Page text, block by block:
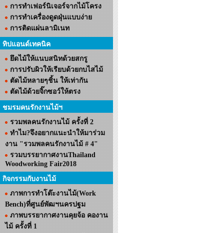
การทำเฟอร์นิเจอร์จากไม้โครง
การทำเครื่องดูดฝุ่นแบบง่าย
การติดแผ่นลามิเนท
ทิปแอนด์เทคนิค
ยึดไม้ให้แนบสนิทด้วยสกรู
การปรับผิวให้เรียบด้วยกบไสไม้
ตัดไม้หลายๆชิ้น ให้เท่ากัน
ตัดไม้ด้วยจิ๊กซอว์ให้ตรง
ชมรมคนรักงานไม้ฯ
รวมพลคนรักงานไม้ ครั้งที่ 2
ทำไม?จึงอยากแนะนำให้มาร่วม
งาน "รวมพลคนรักงานไม้ # 4"
รวมบรรยากาศงานThailand
Woodworking Fair2018
กิจกรรมกับงานไม้
ภาพการทำโต๊ะงานไม้(Work
Bench)ที่ศูนย์พัฒฯนครปฐม
ภาพบรรยากาศงานคุยจ้อ คองาน
ไม้ ครั้งที่ 1